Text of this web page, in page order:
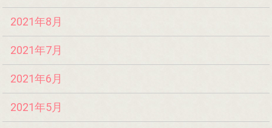
2021年8月
2021年7月
2021年6月
2021年5月